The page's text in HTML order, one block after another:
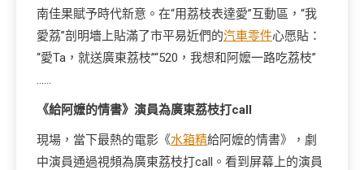
南佳果賦予時代新意。在“用荔枝表達愛”互動區，“我
愛荔”剖明墻上貼滿了市平易近們的汽車零件心愿貼：
“愛Ta，就送廣東荔枝”“520，我想和阿嬤一路吃荔枝”
……
《給阿嬤的情書》演員為廣東荔枝打call
現場，當下最熱的電影《水箱精給阿嬤的情書》，劇
中演員通過視頻為廣東荔枝打call。看到屏幕上的演員